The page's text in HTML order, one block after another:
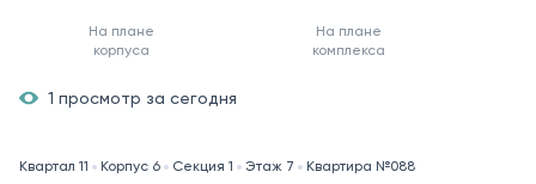
На плане
корпуса
На плане
комплекса
1 просмотр за сегодня
Квартал 11 Корпус 6 Секция 1 Этаж 7
Квартира №088